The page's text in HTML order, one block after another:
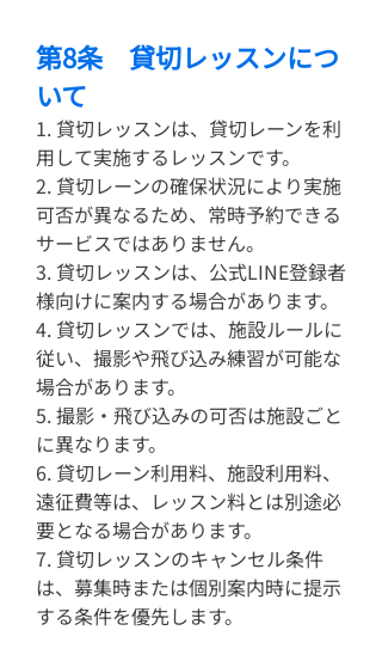
第8条 貸切レッスンにつ
いて
1. 貸切レッスンは、貸切レーンを利
用して実施するレッスンです。
2. 貸切レーンの確保状況により実施
可否が異なるため、常時予約できる
サービスではありません。
3. 貸切レッスンは、公式LINE登録者
様向けに案内する場合があります。
4. 貸切レッスンでは、施設ルールに
従い、撮影や飛び込み練習が可能な
場合があります。
5. 撮影・飛び込みの可否は施設ごと
に異なります。
6. 貸切レーン利用料、施設利用料、
遠征費等は、レッスン料とは別途必
要となる場合があります。
7. 貸切レッスンのキャンセル条件
は、募集時または個別案内時に提示
する条件を優先します。